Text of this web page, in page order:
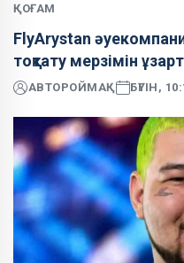
ҚОҒАМ
FlyArystan
тоқтату мерзімін
АВТОРОЙМАҚ БҮГІН,